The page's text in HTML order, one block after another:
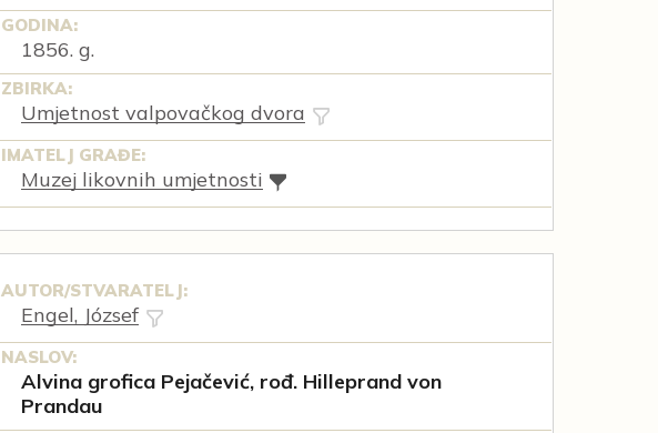
GODINA:
1856. g.
ZBIRKA:
Umjetnost valpovačkog dvora
IMATELJ GRAĐE:
Muzej likovnih umjetnosti
AUTOR/STVARATELJ:
Engel, József
NASLOV:
Alvina grofica Pejačević, rođ. Hilleprand von
Prandau